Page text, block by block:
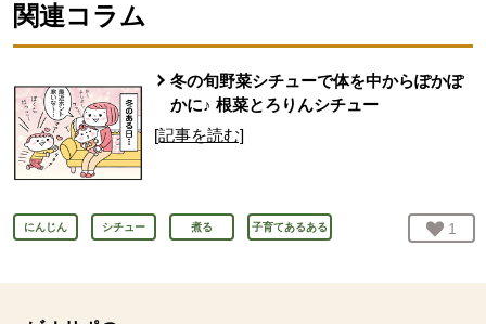
関連コラム
冬の旬野菜シチューで体を中からぽかぽ
かに♪ 根菜とろりんシチュー
[記事を読む]
にんじん シチュー 煮る 子育てあるある お気
1